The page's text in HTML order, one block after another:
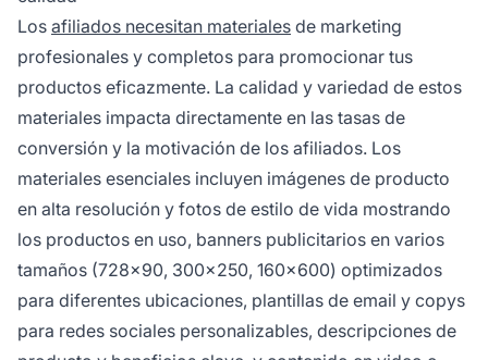
Los afiliados necesitan materiales de marketing
profesionales y completos para promocionar tus
productos eficazmente. La calidad y variedad de estos
materiales impacta directamente en las tasas de
conversión y la motivación de los afiliados. Los
materiales esenciales incluyen imágenes de producto
en alta resolución y fotos de estilo de vida mostrando
los productos en uso, banners publicitarios en varios
tamaños (728x90, 300x250, 160x600) optimizados
para diferentes ubicaciones, plantillas de email y copys
para redes sociales personalizables, descripciones de